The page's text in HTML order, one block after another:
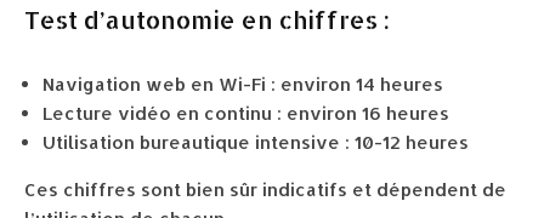
Test d’autonomie en chiffres :
Navigation web en Wi-Fi : environ 14 heures
Lecture vidéo en continu : environ 16 heures
Utilisation bureautique intensive : 10-12 heures
Ces chiffres sont bien sûr indicatifs et dépendent de